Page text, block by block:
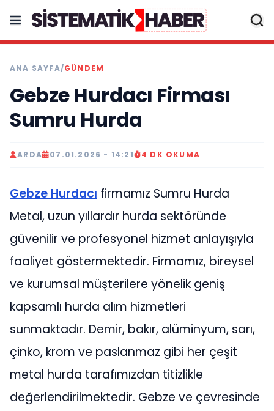
ANA SAYFA/GÜNDEM
Gebze Hurdacı Firması
Sumru Hurda
ARDA 07.01.2026 - 14:21 4 DK OKUMA
Gebze Hurdacı firmamız Sumru Hurda
Metal, uzun yıllardır hurda sektöründe
güvenilir ve profesyonel hizmet anlayışıyla
faaliyet göstermektedir. Firmamız, bireysel
ve kurumsal müşterilere yönelik geniş
kapsamlı hurda alım hizmetleri
sunmaktadır. Demir, bakır, alüminyum, sarı,
çinko, krom ve paslanmaz gibi her çeşit
metal hurda tarafımızdan titizlikle
değerlendirilmektedir. Gebze ve çevresinde